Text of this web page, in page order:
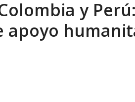
eléctrico en... AGOSTO 7, 2026
y
apoyo